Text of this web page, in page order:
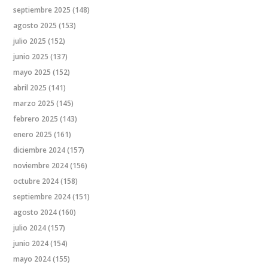
septiembre 2025 (148)
agosto 2025 (153)
julio 2025 (152)
junio 2025 (137)
mayo 2025 (152)
abril 2025 (141)
marzo 2025 (145)
febrero 2025 (143)
enero 2025 (161)
diciembre 2024(157)
noviembre 2024(156)
octubre 2024(158)
septiembre 2024(151)
agosto 2024(160)
julio 2024(157)
junio 2024(154)
mayo 2024(155)